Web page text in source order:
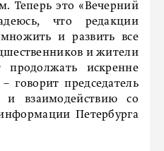
Теперь это «Вечерний
что редакции
и развить все
и жители
продолжать искренне
говорит председатель
взаимодействию со
Петербурга